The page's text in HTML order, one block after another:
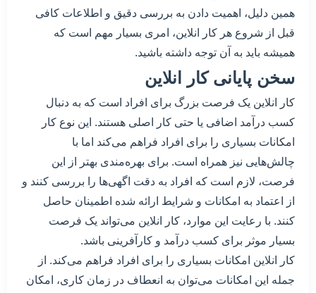
همین دلیل، اهمیت دادن به بررسی دقیق و اطلاعات کافی
قبل از شروع هر کار انلاین، امری بسیار مهم است که
همیشه باید به آن توجه داشته باشید.
سخن پایانی کار انلاین
کار انلاین یک فرصت بزرگ برای افراد است که به دنبال
کسب درآمد اضافی یا حتی کار اصلی هستند. این نوع کار
امکانات بسیاری را برای افراد فراهم می‌کند اما با
چالش‌هایی نیز همراه است. برای بهره‌مندی بهتر از این
فرصت، لازم است که افراد به دقت اگهی‌ها را بررسی کنند و
از اعتماد به امکانات و شرایط ارائه شده اطمینان حاصل
کنند. با رعایت این موارد، کار انلاین می‌تواند یک فرصت
بسیار موثر برای کسب درآمد و کارآفرینی باشد.
کار انلاین امکانات بسیاری را برای افراد فراهم می‌کند. از
جمله این امکانات می‌توان به انعطاف در زمان کاری، امکان